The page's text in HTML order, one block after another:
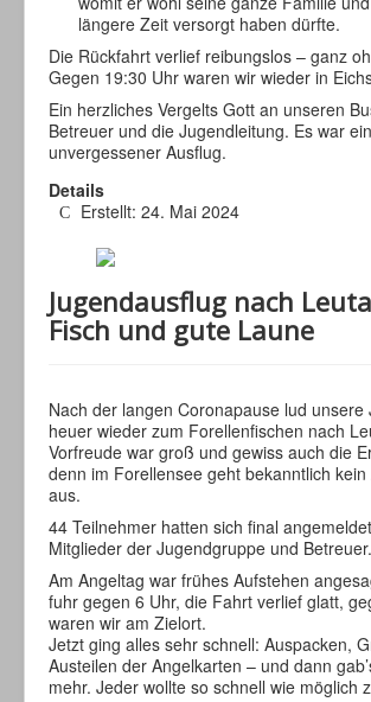
längere Zeit versorgt haben dürfte.
Die Rückfahrt verlief reibungslos – ganz
Gegen 19:30 Uhr waren wir wieder in
Ein herzliches Vergelts Gott an unseren
Betreuer und die Jugendleitung. Es war
unvergessener Ausflug.
Details
Erstellt: 24. Mai 2024
Jugendausflug nach
Fisch und gute Laune
Nach der langen Coronapause lud unsere
heuer wieder zum Forellenfischen nach
Vorfreude war groß und gewiss auch die
denn im Forellensee geht bekanntlich
aus.
44 Teilnehmer hatten sich final
Mitglieder der Jugendgruppe und Betreuer.
Am Angeltag war frühes Aufstehen
fuhr gegen 6 Uhr, die Fahrt verlief glatt,
waren wir am Zielort.
Jetzt ging alles sehr schnell: Auspacken,
Austeilen der Angelkarten – und dann
mehr. Jeder wollte so schnell wie möglich